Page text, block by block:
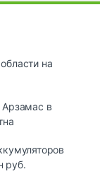
на
в
руб.